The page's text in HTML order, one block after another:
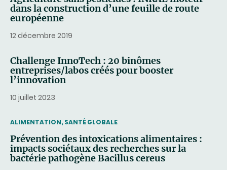
dans la construction d’une feuille de route
européenne
12 décembre 2019
Challenge InnoTech : 20 binômes
entreprises/labos créés pour booster
l’innovation
10 juillet 2023
THEMATIC
ALIMENTATION, SANTÉ GLOBALE
Prévention des intoxications alimentaires :
impacts sociétaux des recherches sur la
bactérie pathogène Bacillus cereus